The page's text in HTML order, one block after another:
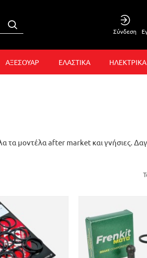
Σύνδεση
ΑΞΕΣΟΥΑΡ ΕΛΑΣΤΙΚΑ ΗΛΕΚΤΡΙΚΑ
μοντέλα after market και γνήσιες.